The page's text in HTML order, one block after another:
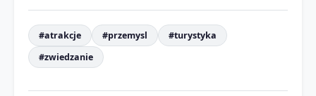
#atrakcje #przemysl
#turystyka
#zwiedzanie